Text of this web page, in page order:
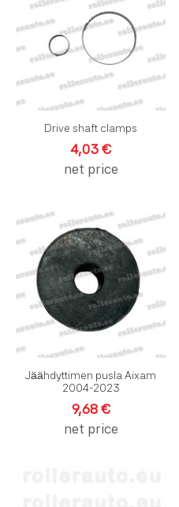
Lisää vertailuun
Pikakatselu
Drive shaft clamps
4,03 €
net price
Lisää toivelistalle
Lisää vertailuun
Pikakatselu
Jäähdyttimen pusla Aixam
2004-2023
9,68 €
net price